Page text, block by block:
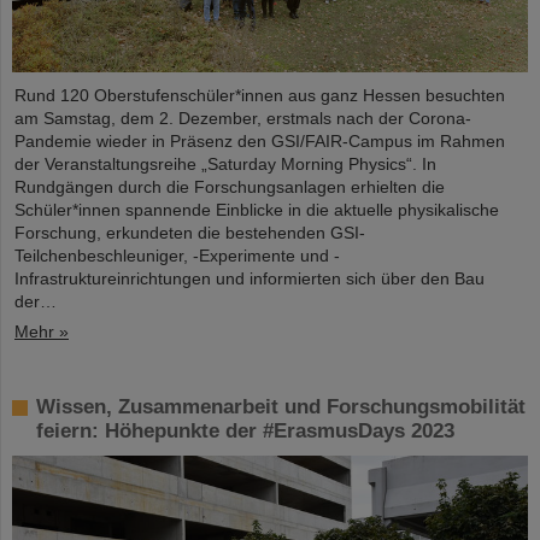
Rund 120 Oberstufenschüler*innen aus ganz Hessen besuchten
am Samstag, dem 2. Dezember, erstmals nach der Corona-
Pandemie wieder in Präsenz den GSI/FAIR-Campus im Rahmen
der Veranstaltungsreihe „Saturday Morning Physics“. In
Rundgängen durch die Forschungsanlagen erhielten die
Schüler*innen spannende Einblicke in die aktuelle physikalische
Forschung, erkundeten die bestehenden GSI-
Teilchenbeschleuniger, -Experimente und -
Infrastruktureinrichtungen und informierten sich über den Bau
der…
Mehr »
Wissen, Zusammenarbeit und Forschungsmobilität
feiern: Höhepunkte der #ErasmusDays 2023